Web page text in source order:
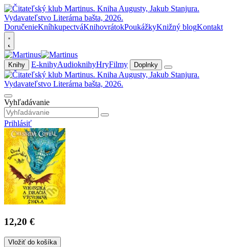
DoručenieKníhkupectváKnihovrátokPoukážkyKnižný blogKontakt
Knihy E-knihyAudioknihyHryFilmy Doplnky
Vyhľadávanie
Prihlásiť
12,20 €
Vložiť do košíka